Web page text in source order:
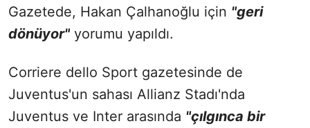
Gazetede, Hakan Çalhanoğlu için "geri
dönüyor"yorumu yapıldı.
Corriere dello Sport gazetesinde de
Juventus'un sahası Allianz Stadı'nda
Juventus ve Inter arasında "çılgınca bir